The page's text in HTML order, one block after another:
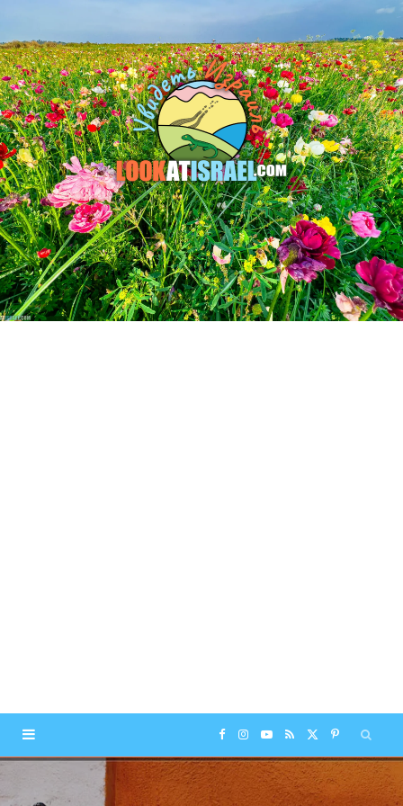
F I Y
o
R
S (
P
i